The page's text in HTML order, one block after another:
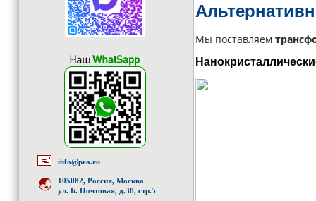
info@pea.ru
105082, Россия, Москва
ул. Б. Почтовая, д.38, стр.5
Мы поставляем